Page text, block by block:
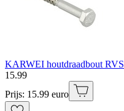
KARWEI houtdraadbout
15.99
Prijs: 15.99 euro